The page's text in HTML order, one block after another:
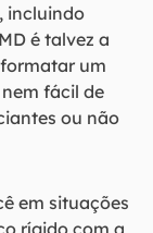
incluindo
é talvez a
um
fácil de
ou não
em situações